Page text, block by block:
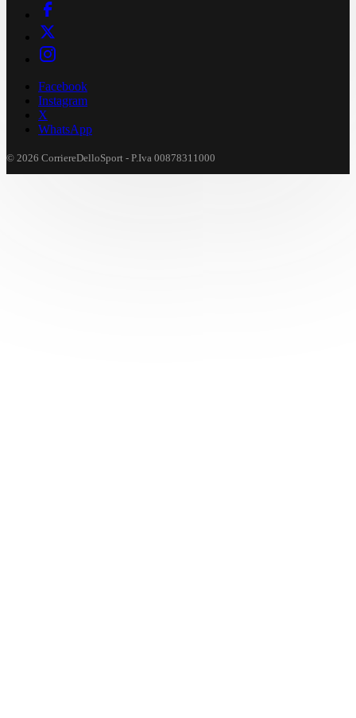
Facebook
Instagram
X
WhatsApp
© 2026 CorriereDelloSport - P.Iva 00878311000